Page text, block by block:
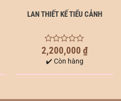
LAN THIẾT KẾ TIỂU CẢNH
0
out
of
5
2,200,000 ₫
✔️ Còn hàng